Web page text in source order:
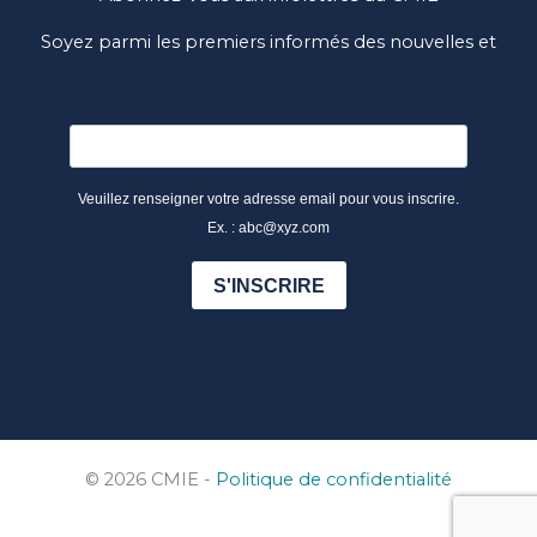
Soyez parmi les premiers informés des nouvelles et
Veuillez renseigner votre adresse email pour vous inscrire.
Ex. : abc@xyz.com
S'INSCRIRE
© 2026 CMIE - Politique de confidentialité